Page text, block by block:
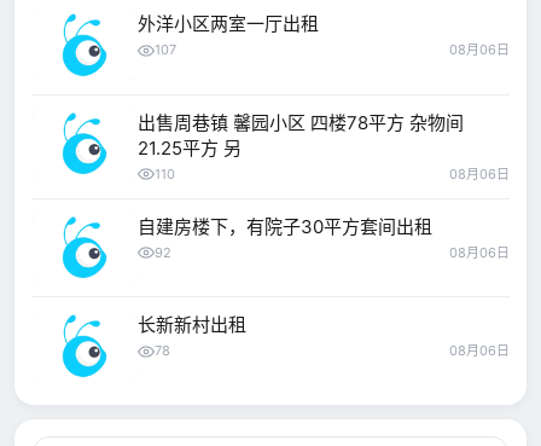
外洋小区两室一厅出租
107 08月06日
出售周巷镇 馨园小区 四楼78平方 杂物间
21.25平方 另
110 08月06日
自建房楼下，有院子30平方套间出租
92 08月06日
长新新村出租
78 08月06日